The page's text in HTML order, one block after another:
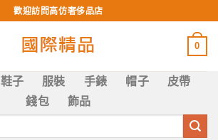
歡迎訪問高仿奢侈品店
0
鞋子 服裝 手錶 帽子
皮帶
錢包
飾品